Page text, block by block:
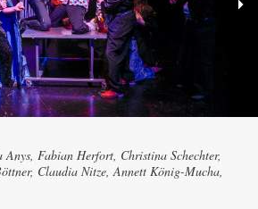
Fabian Herfort, Christina Schechter,
Claudia Nitze, Annett König-Mucha,